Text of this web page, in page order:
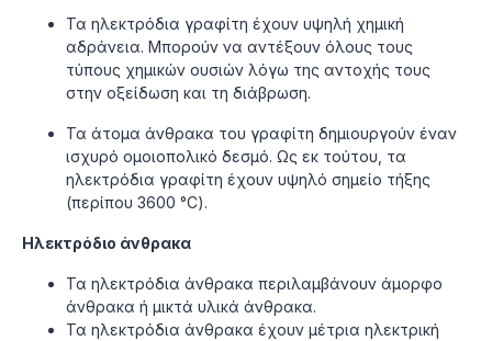
Τα ηλεκτρόδια γραφίτη έχουν υψηλή χημική
αδράνεια. Μπορούν να αντέξουν όλους τους
τύπους χημικών ουσιών λόγω της αντοχής τους
στην οξείδωση και τη διάβρωση.
Τα άτομα άνθρακα του γραφίτη δημιουργούν έναν
ισχυρό ομοιοπολικό δεσμό. Ως εκ τούτου, τα
ηλεκτρόδια γραφίτη έχουν υψηλό σημείο τήξης
(περίπου 3600 °C).
Ηλεκτρόδιο άνθρακα
Τα ηλεκτρόδια άνθρακα περιλαμβάνουν άμορφο
άνθρακα ή μικτά υλικά άνθρακα.
Τα ηλεκτρόδια άνθρακα έχουν μέτρια ηλεκτρική